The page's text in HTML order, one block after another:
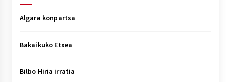
Algara konpartsa
Bakaikuko Etxea
Bilbo Hiria irratia